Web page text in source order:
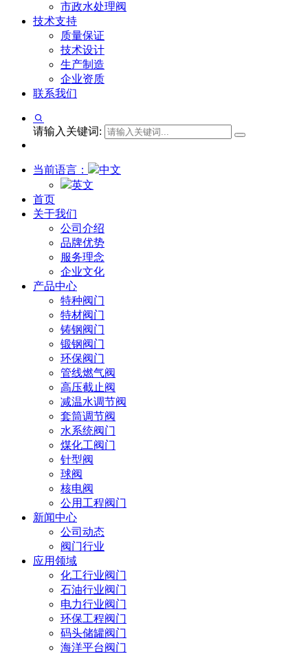
市政水处理阀
技术支持
质量保证
技术设计
生产制造
企业资质
联系我们
请输入关键词:
当前语言：
中文
英文
首页
关于我们
公司介绍
品牌优势
服务理念
企业文化
产品中心
特种阀门
特材阀门
铸钢阀门
锻钢阀门
环保阀门
管线燃气阀
高压截止阀
减温水调节阀
套筒调节阀
水系统阀门
煤化工阀门
针型阀
球阀
核电阀
公用工程阀门
新闻中心
公司动态
阀门行业
应用领域
化工行业阀门
石油行业阀门
电力行业阀门
环保工程阀门
码头储罐阀门
海洋平台阀门